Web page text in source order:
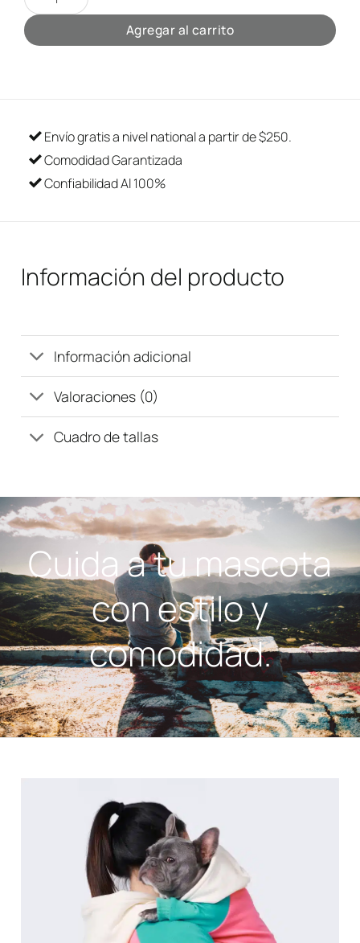
Agregar al carrito
Envío gratis a nivel national a partir de $250.
Comodidad Garantizada
Confiabilidad Al 100%
Información del producto
Información adicional
Valoraciones (0)
Cuadro de tallas
Cuida a tu mascota
con estilo y
comodidad.